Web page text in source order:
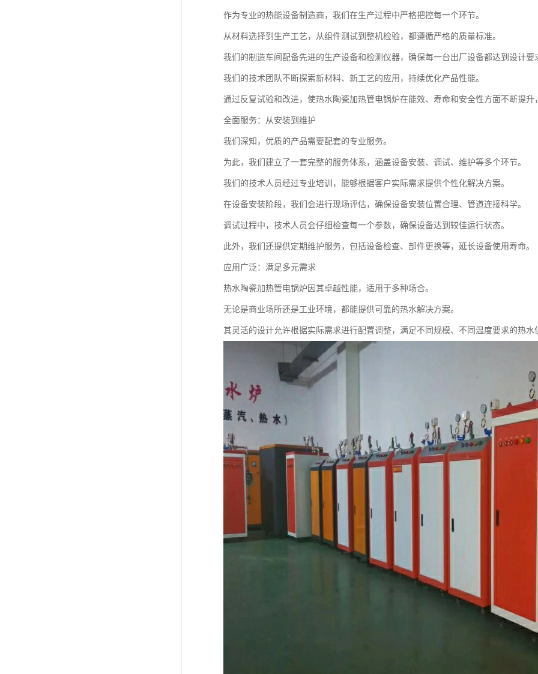
作为专业的热能设备制造商，我们在生产过程中严格把控每一个环节。
从材料选择到生产工艺，从组件测试到整机检验，都遵循严格的质量标准。
我们的制造车间配备先进的生产设备和检测仪器，确保每一台出厂设备都达到设计要
我们的技术团队不断探索新材料、新工艺的应用，持续优化产品性能。
通过反复试验和改进，使热水陶瓷加热管电锅炉在能效、寿命和安全性方面不断提升
全面服务：从安装到维护
我们深知，优质的产品需要配套的专业服务。
为此，我们建立了一套完整的服务体系，涵盖设备安装、调试、维护等多个环节。
我们的技术人员经过专业培训，能够根据客户实际需求提供个性化解决方案。
在设备安装阶段，我们会进行现场评估，确保设备安装位置合理、管道连接科学。
调试过程中，技术人员会仔细检查每一个参数，确保设备达到较佳运行状态。
此外，我们还提供定期维护服务，包括设备检查、部件更换等，延长设备使用寿命。
应用广泛：满足多元需求
热水陶瓷加热管电锅炉因其卓越性能，适用于多种场合。
无论是商业场所还是工业环境，都能提供可靠的热水解决方案。
其灵活的设计允许根据实际需求进行配置调整，满足不同规模、不同温度要求的热水